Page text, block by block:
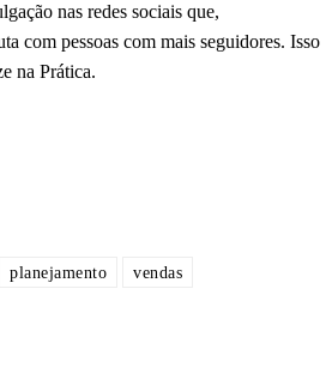
nas redes sociais que,
com pessoas com mais seguidores. Isso
na Prática.
planejamento vendas